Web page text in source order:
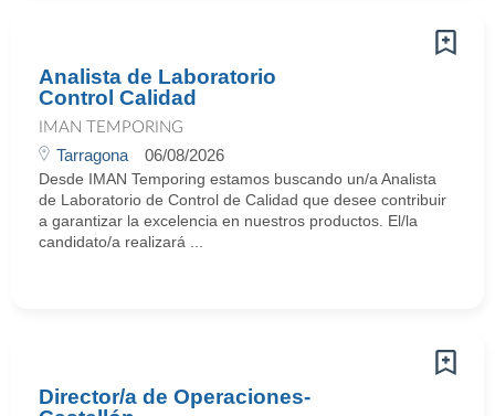
Analista de Laboratorio
Control Calidad
IMAN TEMPORING
Tarragona 06/08/2026
Desde IMAN Temporing estamos buscando un/a Analista
de Laboratorio de Control de Calidad que desee contribuir
a garantizar la excelencia en nuestros productos. El/la
candidato/a realizará ...
Director/a de Operaciones-